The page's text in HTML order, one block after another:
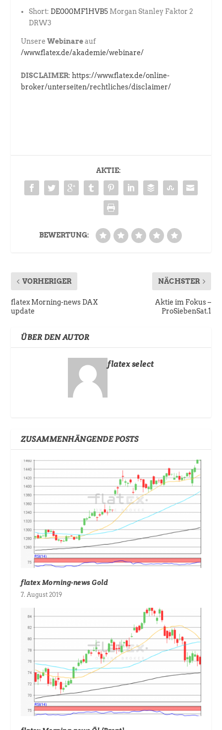
Short: DE000MF1HVB5 Morgan Stanley Faktor 2
DRW3
UnsereWebinareauf
/www.flatex.de/akademie/webinare/
DISCLAIMER: https://www.flatex.de/online-
broker/unterseiten/rechtliches/disclaimer/
AKTIE:
BEWERTUNG:
VORHERIGER
flatex Morning-news DAX
update
NÄCHSTER
Aktie im Fokus –
ProSiebenSat.1
ÜBER DEN AUTOR
flatex select
ZUSAMMENHÄNGENDE POSTS
flatex Morning-news Gold
7. August 2019